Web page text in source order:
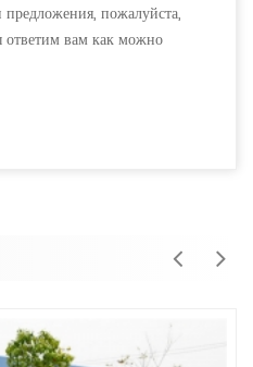
пожалуйста,
ответим вам как можно